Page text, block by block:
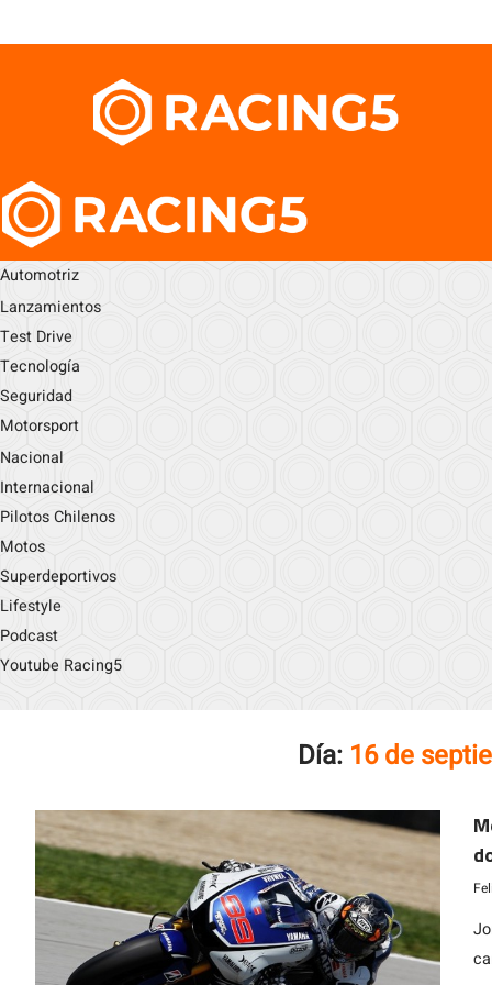
Automotriz
Lanzamientos
Test Drive
Tecnología
Seguridad
Motorsport
Nacional
Internacional
Pilotos Chilenos
Motos
Superdeportivos
Lifestyle
Podcast
Youtube Racing5
Día: 16 de